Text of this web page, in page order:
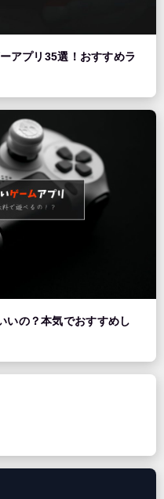
アプリ35選！おすすめラ
いの？本気でおすすめし